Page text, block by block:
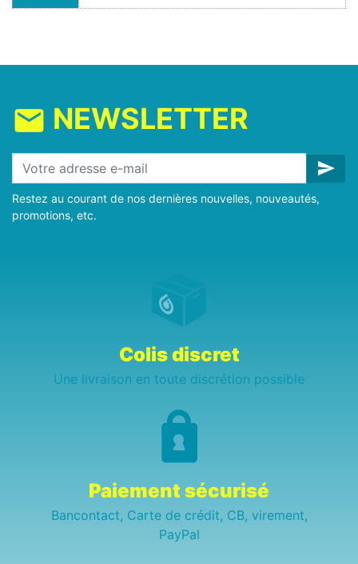
mail NEWSLETTER
send
Restez au courant de nos dernières nouvelles, nouveautés,
promotions, etc.
Colis discret
Une livraison en toute discrétion possible
Paiement sécurisé
Bancontact, Carte de crédit, CB, virement,
PayPal